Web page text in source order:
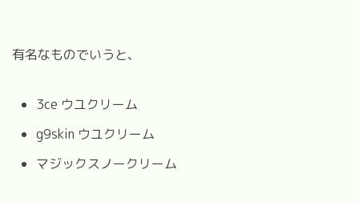
有名なものでいうと、
3ce ウユクリーム
g9skin ウユクリーム
マジックスノークリーム